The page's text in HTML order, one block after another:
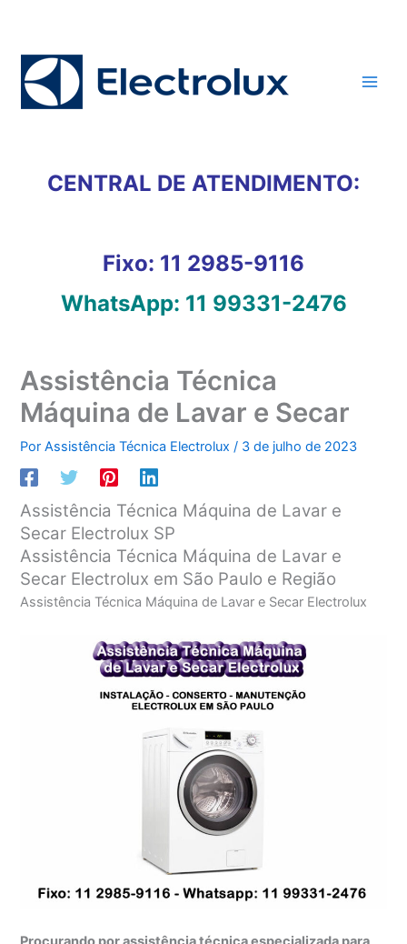
conteúdo
CENTRAL DE ATENDIMENTO:
Fixo: 11 2985-9116
WhatsApp: 11 99331-2476
Assistência Técnica
Máquina de Lavar e Secar
PorAssistência Técnica Electrolux/ 3 de julho de 2023
Assistência Técnica Máquina de Lavar e
Secar Electrolux SP
Assistência Técnica Máquina de Lavar e
Secar Electrolux em São Paulo e Região
Assistência Técnica Máquina de Lavar e Secar Electrolux